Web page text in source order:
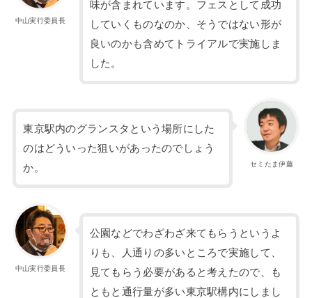
中山実行委員長
味が含まれています。フェスとして成功
していくものなのか、そうではない形が
良いのかも含めてトライアルで実施しま
した。
セミたま伊藤
東京駅内のグランスタという場所にした
のはどういった狙いがあったのでしょう
か。
中山実行委員長
公園などでわざわざ来てもらうというよ
りも、人通りの多いところで実施して、
見てもらう必要があると考えたので、も
ともと通行量が多い東京駅構内にしまし